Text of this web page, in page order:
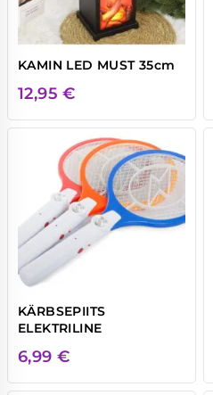
KAMIN LED MUST 35cm
12,95€
KÄRBSEPIITS
ELEKTRILINE
6,99 €